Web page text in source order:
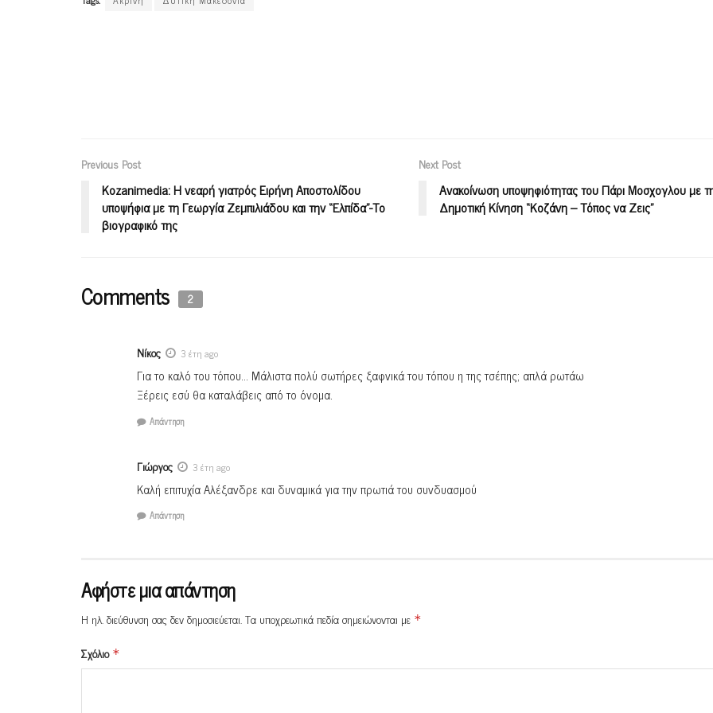
Previous Post
Kozanimedia: H νεαρή γιατρός Ειρήνη Αποστολίδου
υποψήφια με τη Γεωργία Ζεμπιλιάδου και την “Ελπίδα”-Το
βιογραφικό της
Next Post
Ανακοίνωση υποψηφιότητας του Πάρι Μοσχογλου με
Δημοτική Κίνηση “Κοζάνη – Τόπος να Ζεις”
Comments 2
Νίκος 3 έτη ago
Για το καλό του τόπου… Μάλιστα πολύ σωτήρες ξαφνικά του τόπου η της τσέπης; απλά ρωτάω
Ξέρεις εσύ θα καταλάβεις από το όνομα.
Απάντηση
Γιώργος 3 έτη ago
Καλή επιτυχία Αλέξανδρε και δυναμικά για την πρωτιά του συνδυασμού
Απάντηση
Αφήστε μια απάντηση
Η ηλ. διεύθυνση σας δεν δημοσιεύεται.Τα υποχρεωτικά πεδία σημειώνονται με *
Σχόλιο *